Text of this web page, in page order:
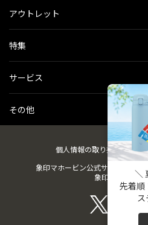
アウトレット
特集
サービス
その他
個人情報の取り扱い会社概
象印マホービン公式サイト
象印パーツダイ
＼
先着順
ス